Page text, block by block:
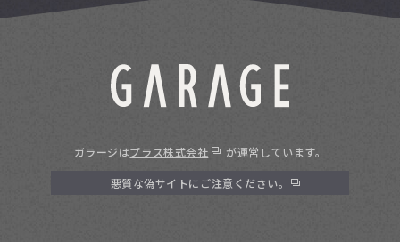
ガラージはプラス株式会社 が運営しています。
悪質な偽サイトにご注意ください。